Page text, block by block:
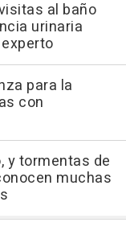
al baño
urinaria
para la
con
y tormentas de
muchas